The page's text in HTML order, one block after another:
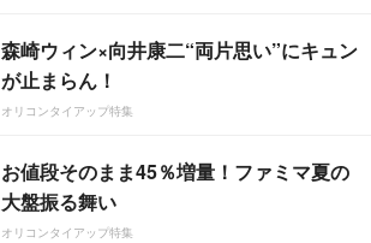
森崎ウィン×向井康二“両片思い”にキュン
が止まらん！
オリコンタイアップ特集
お値段そのまま45％増量！ファミマ夏の
大盤振る舞い
オリコンタイアップ特集